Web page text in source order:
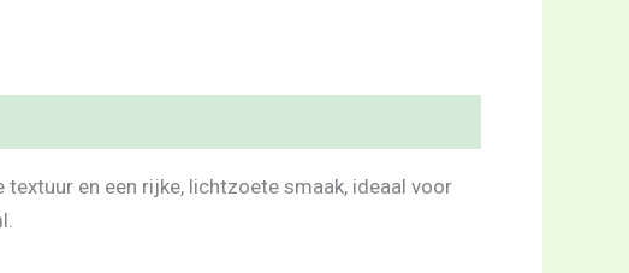
en een rijke, lichtzoete smaak, ideaal voor